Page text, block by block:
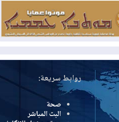
النفط: اتفاقية ثلاثية لاستئناف
التصدير عبر جيهان بطاقة 750 ألف برميل
روابط سريعة:
صحة
البث المباشر